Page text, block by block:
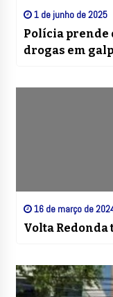
1 de junho de 2025
Polícia prende
drogas em
16 de março de
Volta